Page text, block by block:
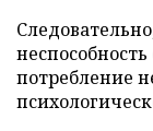
потребление